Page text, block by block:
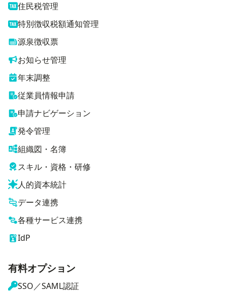
住民税管理
特別徴収税額通知管理
源泉徴収票
お知らせ管理
年末調整
従業員情報申請
申請ナビゲーション
発令管理
組織図・名簿
スキル・資格・研修
人的資本統計
データ連携
各種サービス連携
IdP
有料オプション
SSO／SAML認証